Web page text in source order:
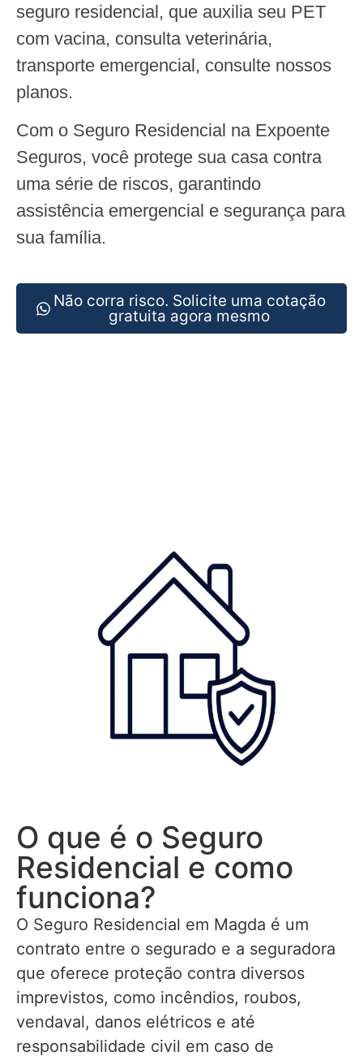
seguro residencial, que auxilia seu PET
com vacina, consulta veterinária,
transporte emergencial, consulte nossos
planos.
Com o Seguro Residencial na Expoente
Seguros, você protege sua casa contra
uma série de riscos, garantindo
assistência emergencial e segurança para
sua família.
Não corra risco. Solicite uma cotação
gratuita agora mesmo
O que é o Seguro
Residencial e como
funciona?
O Seguro Residencial em Magda é um
contrato entre o segurado e a seguradora
que oferece proteção contra diversos
imprevistos, como incêndios, roubos,
vendaval, danos elétricos e até
responsabilidade civil em caso de